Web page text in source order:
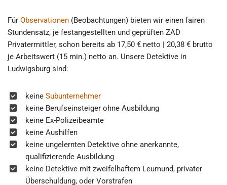
Für Observationen (Beobachtungen) bieten wir einen fairen
Stundensatz, je festangestellten und geprüften ZAD
Privatermittler, schon bereits ab 17,50 € netto | 20,38 € brutto
je Arbeitswert (15 min.) netto an. Unsere Detektive in
Ludwigsburg sind:
keine Subunternehmer
keine Berufseinsteiger ohne Ausbildung
keine Ex-Polizeibeamte
keine Aushilfen
keine ungelernten Detektive ohne anerkannte,
qualifizierende Ausbildung
keine Detektive mit zweifelhaftem Leumund, privater
Überschuldung, oder Vorstrafen